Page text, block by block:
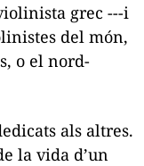
grec ---i
del món,
o el nord-
als altres.
la vida d’un